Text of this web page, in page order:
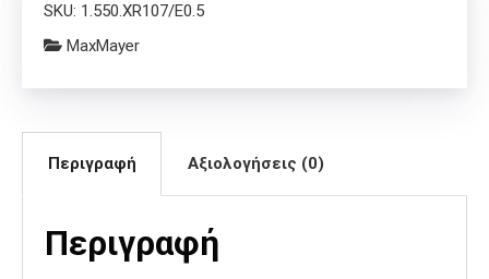
SKU: 1.550.XR107/E0.5
MaxMayer
Περιγραφή Αξιολογήσεις (0)
Περιγραφή